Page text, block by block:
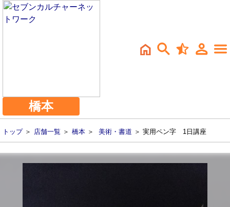
橋本
トップ＞ 店舗一覧 ＞ 橋本 ＞ 美術・書道 ＞ 実用ペン字 1日講座